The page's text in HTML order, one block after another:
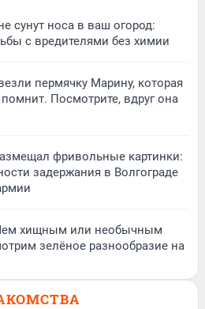
сунут носа в ваш огород:
с вредителями без химии
пермячку Марину, которая
Посмотрите, вдруг она
фривольные картинки:
задержания в Волгограде
хищным или необычным
зелёное разнообразие на